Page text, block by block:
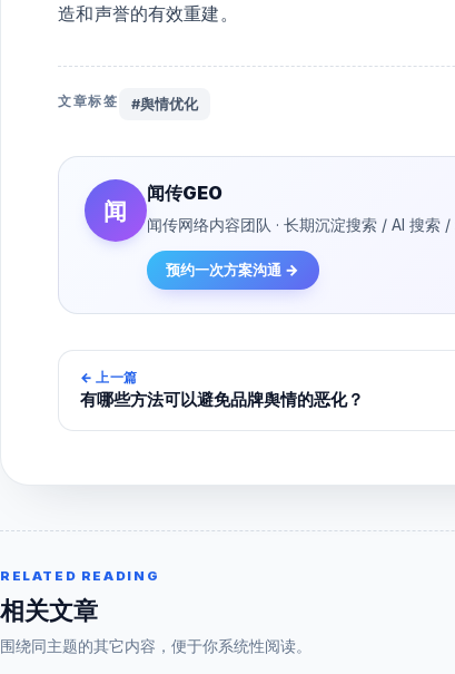
造和声誉的有效重建。
文章标签 #舆情优化
闻
闻传GEO
闻传网络内容团队 · 长期沉淀搜索 / AI 搜索
预约一次方案沟通 →
← 上一篇
有哪些方法可以避免品牌舆情的恶化？
RELATED READING
相关文章
围绕同主题的其它内容，便于你系统性阅读。